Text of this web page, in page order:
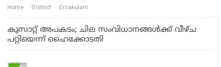
Home District Ernakulam
കുസാറ്റ് അപകടം; ചില സംവിധാനങ്ങള്‍ക്ക് വീഴ്ച
പറ്റിയെന്ന് ഹൈക്കോടതി